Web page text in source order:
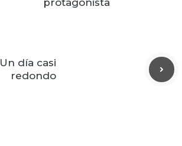
protagonista
Un día casi
redondo